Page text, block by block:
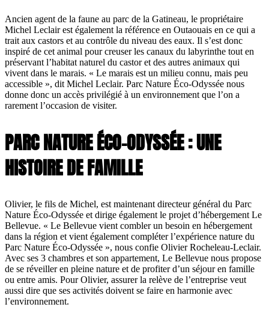
Ancien agent de la faune au parc de la Gatineau, le propriétaire
Michel Leclair est également la référence en Outaouais en ce qui a
trait aux castors et au contrôle du niveau des eaux. Il s’est donc
inspiré de cet animal pour creuser les canaux du labyrinthe tout en
préservant l’habitat naturel du castor et des autres animaux qui
vivent dans le marais. « Le marais est un milieu connu, mais peu
accessible », dit Michel Leclair. Parc Nature Éco-Odyssée nous
donne donc un accès privilégié à un environnement que l’on a
rarement l’occasion de visiter.
PARC NATURE ÉCO-ODYSSÉE : UNE
HISTOIRE DE FAMILLE
Olivier, le fils de Michel, est maintenant directeur général du Parc
Nature Éco-Odyssée et dirige également le projet d’hébergement Le
Bellevue. « Le Bellevue vient combler un besoin en hébergement
dans la région et vient également compléter l’expérience nature du
Parc Nature Éco-Odyssée », nous confie Olivier Rocheleau-Leclair.
Avec ses 3 chambres et son appartement, Le Bellevue nous propose
de se réveiller en pleine nature et de profiter d’un séjour en famille
ou entre amis. Pour Olivier, assurer la relève de l’entreprise veut
aussi dire que ses activités doivent se faire en harmonie avec
l’environnement.